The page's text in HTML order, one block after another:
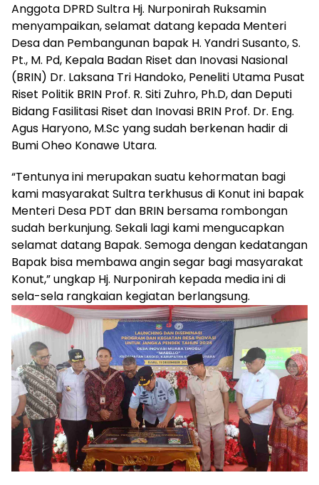
Anggota DPRD Sultra Hj. Nurponirah Ruksamin
menyampaikan, selamat datang kepada Menteri
Desa dan Pembangunan bapak H. Yandri Susanto, S.
Pt., M. Pd, Kepala Badan Riset dan Inovasi Nasional
(BRIN) Dr. Laksana Tri Handoko, Peneliti Utama Pusat
Riset Politik BRIN Prof. R. Siti Zuhro, Ph.D, dan Deputi
Bidang Fasilitasi Riset dan Inovasi BRIN Prof. Dr. Eng.
Agus Haryono, M.Sc yang sudah berkenan hadir di
Bumi Oheo Konawe Utara.
“Tentunya ini merupakan suatu kehormatan bagi
kami masyarakat Sultra terkhusus di Konut ini bapak
Menteri Desa PDT dan BRIN bersama rombongan
sudah berkunjung. Sekali lagi kami mengucapkan
selamat datang Bapak. Semoga dengan kedatangan
Bapak bisa membawa angin segar bagi masyarakat
Konut,” ungkap Hj. Nurponirah kepada media ini di
sela-sela rangkaian kegiatan berlangsung.